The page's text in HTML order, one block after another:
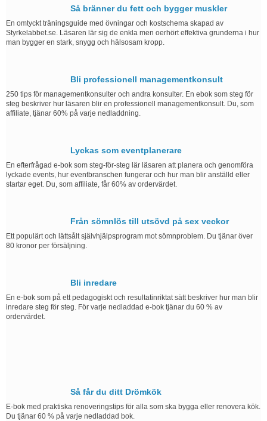
Så bränner du fett och bygger muskler
En omtyckt träningsguide med övningar och kostschema skapad av
Styrkelabbet.se. Läsaren lär sig de enkla men oerhört effektiva grunderna i hur
man bygger en stark, snygg och hälsosam kropp.
Bli professionell managementkonsult
250 tips för managementkonsulter och andra konsulter. En ebok som steg för
steg beskriver hur läsaren blir en professionell managementkonsult. Du, som
affiliate, tjänar 60% på varje nedladdning.
Lyckas som eventplanerare
En efterfrågad e-bok som steg-för-steg lär läsaren att planera och genomföra
lyckade events, hur eventbranschen fungerar och hur man blir anställd eller
startar eget. Du, som affiliate, får 60% av ordervärdet.
Från sömnlös till utsövd på sex veckor
Ett populärt och lättsålt självhjälpsprogram mot sömnproblem. Du tjänar över
80 kronor per försäljning.
Bli inredare
En e-bok som på ett pedagogiskt och resultatinriktat sätt beskriver hur man blir
inredare steg för steg. För varje nedladdad e-bok tjänar du 60 % av
ordervärdet.
Så får du ditt Drömkök
E-bok med praktiska renoveringstips för alla som ska bygga eller renovera kök.
Du tjänar 60 % på varje nedladdad bok.